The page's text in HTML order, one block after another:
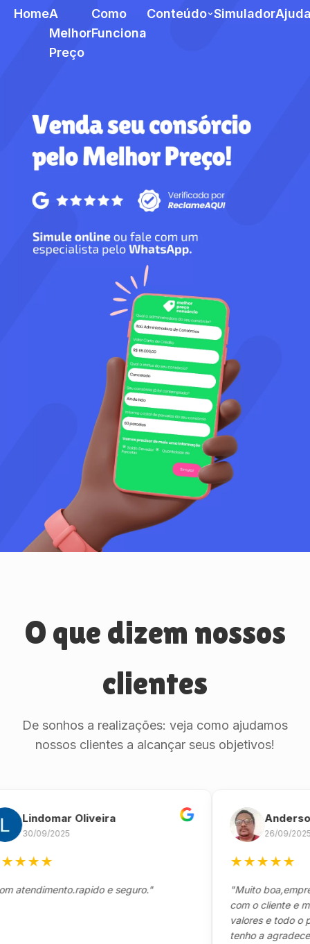
HomeA
Melhor
Preço
Como
Funciona
Conteúdo Simulador
O que dizem nossos
clientes
De sonhos a realizações: veja como ajudamos
nossos clientes a alcançar seus objetivos!
Oliveira
09/2025
★★
e seguro."
Anderson
26/09/2025
★★★
"Muito boa,empresa
com o cliente e muito
valores e todo o
tenho a agradecer